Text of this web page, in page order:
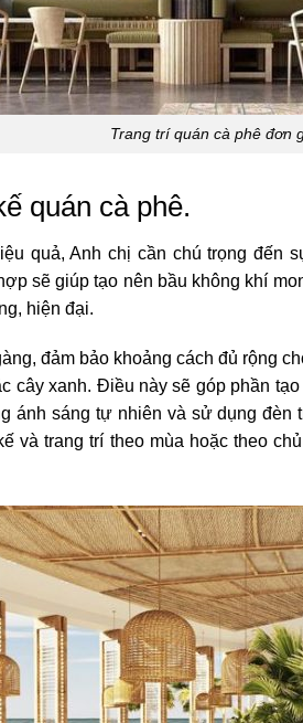
Trang trí quán cà phê đơn
quán cà phê.
quả, Anh chị cần chú trọng đến
sẽ giúp tạo nên bầu không khí
hiện đại.
đảm bảo khoảng cách đủ rộng
cây xanh. Điều này sẽ góp phần
ánh sáng tự nhiên và sử dụng
và trang trí theo mùa hoặc theo